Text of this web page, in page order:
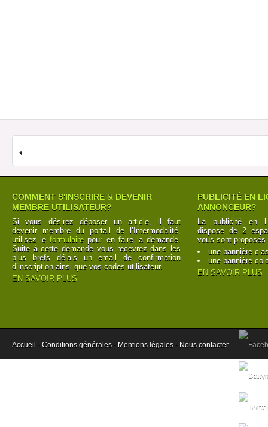
COMMENT S'INSCRIRE & DEVENIR
MEMBRE UTILISATEUR?
Si vous désirez déposer un article, il faut
devenir membre du portail de l’Intermodalité,
utilisez leformulaire pour en faire la demande.
Suite à cette demande vous recevrez dans les
plus brefs délais un email de confirmation
d’inscription ainsi que vos codes utilisateur.
EN SAVOIR PLUS
PUBLICITÉ EN
ANNONCEUR?
La publicité en
dispose de 2
vous sont proposés
une bannière
une bannière
EN SAVOIR PLUS
Accueil - Conditions générales - Mentions légales - Nous contacter